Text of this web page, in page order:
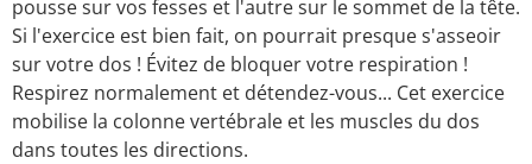
pousse sur vos fesses et l'autre sur le sommet de la tête.
Si l'exercice est bien fait, on pourrait presque s'asseoir
sur votre dos ! Évitez de bloquer votre respiration !
Respirez normalement et détendez-vous... Cet exercice
mobilise la colonne vertébrale et les muscles du dos
dans toutes les directions.